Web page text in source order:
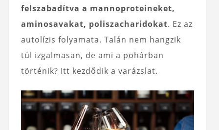
felszabadítva a mannoproteineket,
aminosavakat, poliszacharidokat. Ez az
autolízis folyamata. Talán nem hangzik
túl izgalmasan, de ami a pohárban
történik? Itt kezdődik a varázslat.